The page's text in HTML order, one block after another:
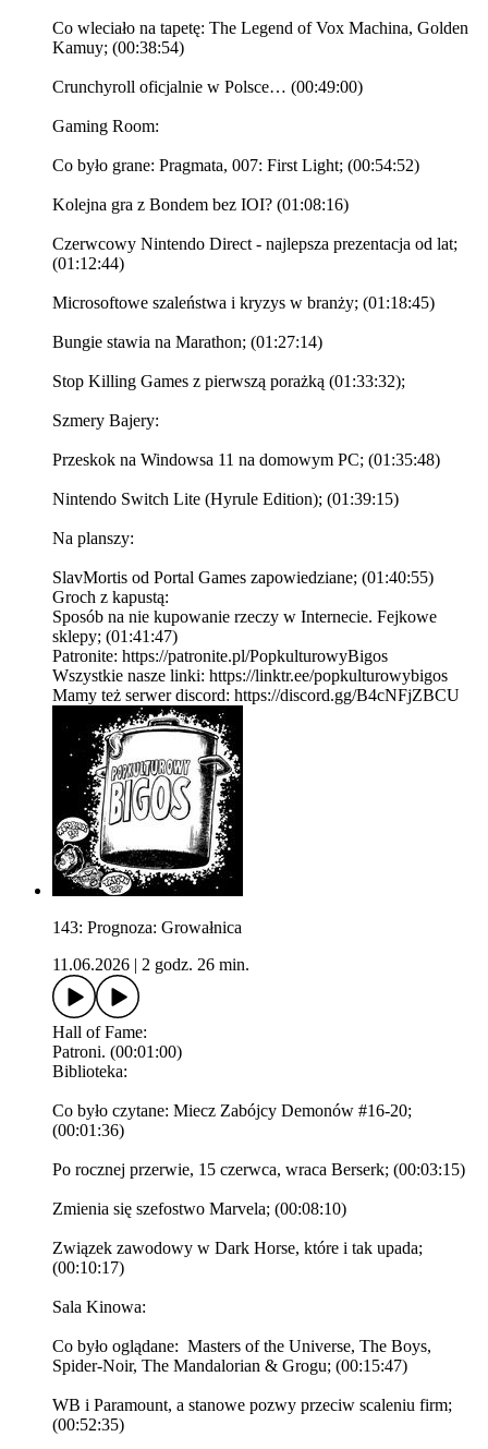
Co wleciało na tapetę: The Legend of Vox Machina, Golden
Kamuy; (00:38:54)
Crunchyroll oficjalnie w Polsce… (00:49:00)
Gaming Room:
Co było grane: Pragmata, 007: First Light; (00:54:52)
Kolejna gra z Bondem bez IOI? (01:08:16)
Czerwcowy Nintendo Direct - najlepsza prezentacja od lat;
(01:12:44)
Microsoftowe szaleństwa i kryzys w branży; (01:18:45)
Bungie stawia na Marathon; (01:27:14)
Stop Killing Games z pierwszą porażką (01:33:32);
Szmery Bajery:
Przeskok na Windowsa 11 na domowym PC; (01:35:48)
Nintendo Switch Lite (Hyrule Edition); (01:39:15)
Na planszy:
SlavMortis od Portal Games zapowiedziane; (01:40:55)
Groch z kapustą:
Sposób na nie kupowanie rzeczy w Internecie. Fejkowe
sklepy; (01:41:47)
Patronite: https://patronite.pl/PopkulturowyBigos
Wszystkie nasze linki: https://linktr.ee/popkulturowybigos
Mamy też serwer discord: https://discord.gg/B4cNFjZBCU
143: Prognoza: Growałnica
11.06.2026
2 godz. 26 min.
Hall of Fame:
Patroni. (00:01:00)
Biblioteka:
Co było czytane: Miecz Zabójcy Demonów #16-20;
(00:01:36)
Po rocznej przerwie, 15 czerwca, wraca Berserk; (00:03:15)
Zmienia się szefostwo Marvela; (00:08:10)
Związek zawodowy w Dark Horse, które i tak upada;
(00:10:17)
Sala Kinowa:
Co było oglądane: Masters of the Universe, The Boys,
Spider-Noir, The Mandalorian & Grogu; (00:15:47)
WB i Paramount, a stanowe pozwy przeciw scaleniu firm;
(00:52:35)